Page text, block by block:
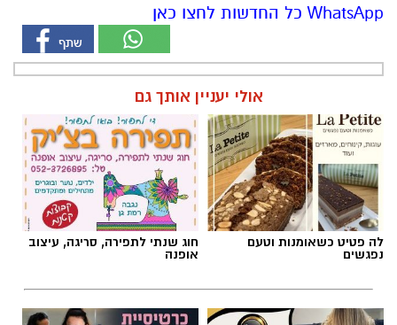
WhatsApp כל החדשות לחצו כאן
אולי יעניין אותך גם
לה פטיט כשאומנות וטעם
נפגשים
חוג שנתי לתפירה, סריגה, עיצוב
אופנה